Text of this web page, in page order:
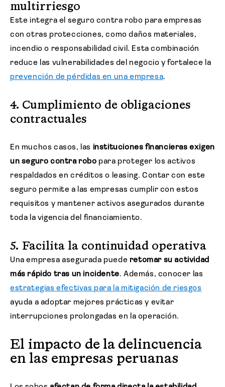
multirriesgo
Este integra el seguro contra robo para empresas
con otras protecciones, como daños materiales,
incendio o responsabilidad civil. Esta combinación
reduce las vulnerabilidades del negocio y fortalece la
prevención de pérdidas en una empresa.
4. Cumplimiento de obligaciones
contractuales
En muchos casos, las instituciones financieras exigen
un seguro contra robo para proteger los activos
respaldados en créditos o leasing. Contar con este
seguro permite a las empresas cumplir con estos
requisitos y mantener activos asegurados durante
toda la vigencia del financiamiento.
5. Facilita la continuidad operativa
Una empresa asegurada puede retomar su actividad
más rápido tras un incidente. Además, conocer las
estrategias efectivas para la mitigación de riesgos
ayuda a adoptar mejores prácticas y evitar
interrupciones prolongadas en la operación.
El impacto de la delincuencia
en las empresas peruanas